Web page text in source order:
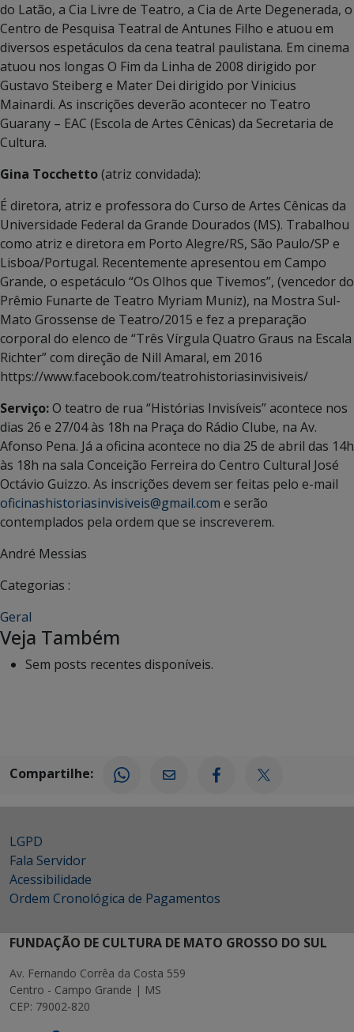
do Latão, a Cia Livre de Teatro, a Cia de Arte Degenerada, o
Centro de Pesquisa Teatral de Antunes Filho e atuou em
diversos espetáculos da cena teatral paulistana. Em cinema
atuou nos longas O Fim da Linha de 2008 dirigido por
Gustavo Steiberg e Mater Dei dirigido por Vinicius
Mainardi. As inscrições deverão acontecer no Teatro
Guarany – EAC (Escola de Artes Cênicas) da Secretaria de
Cultura.
Gina Tocchetto(atriz convidada):
É diretora, atriz e professora do Curso de Artes Cênicas da
Universidade Federal da Grande Dourados (MS). Trabalhou
como atriz e diretora em Porto Alegre/RS, São Paulo/SP e
Lisboa/Portugal. Recentemente apresentou em Campo
Grande, o espetáculo “Os Olhos que Tivemos”, (vencedor do
Prêmio Funarte de Teatro Myriam Muniz), na Mostra Sul-
Mato Grossense de Teatro/2015 e fez a preparação
corporal do elenco de “Três Vírgula Quatro Graus na Escala
Richter” com direção de Nill Amaral, em 2016
https://www.facebook.com/teatrohistoriasinvisiveis/
Serviço:O teatro de rua “Histórias Invisíveis” acontece nos
dias 26 e 27/04 às 18h na Praça do Rádio Clube, na Av.
Afonso Pena. Já a oficina acontece no dia 25 de abril das 14h
às 18h na sala Conceição Ferreira do Centro Cultural José
Octávio Guizzo. As inscrições devem ser feitas pelo e-mail
oficinashistoriasinvisiveis@gmail.com e serão
contemplados pela ordem que se inscreverem.
André Messias
Categorias :
Geral
Veja Também
Sem posts recentes disponíveis.
Compartilhe:
LGPD
Fala Servidor
Acessibilidade
Ordem Cronológica de Pagamentos
FUNDAÇÃO DE CULTURA DE MATO GROSSO DO SUL
Av. Fernando Corrêa da Costa 559
Centro - Campo Grande | MS
CEP: 79002-820